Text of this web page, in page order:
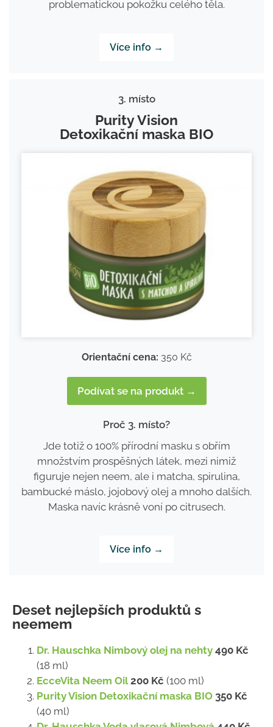
problematickou pokožku celého těla.
Více info →
3. místo
Purity Vision
Detoxikační maska BIO
Orientační cena: 350 Kč
Podívat se na produkt →
Proč 3. místo?
Jde totiž o 100% přírodní masku s obřím
množstvím prospěšných látek, mezi nimiž
figuruje nejen neem, ale i matcha, spirulina,
bambucké máslo, jojobový olej a mnoho dalších.
Maska navíc krásně voní po citrusech.
Více info →
Deset nejlepších produktů s
neemem
Dr. Hauschka Nimbový olej na nehty 490 Kč
(18 ml)
EcceVita Neem Oil 200 Kč (100 ml)
Purity Vision Detoxikační maska BIO 350 Kč
(40 ml)